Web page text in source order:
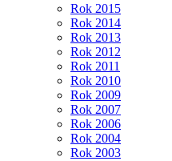
Rok 2015
Rok 2014
Rok 2013
Rok 2012
Rok 2011
Rok 2010
Rok 2009
Rok 2007
Rok 2006
Rok 2004
Rok 2003